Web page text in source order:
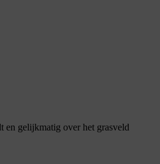
en gelijkmatig over het grasveld